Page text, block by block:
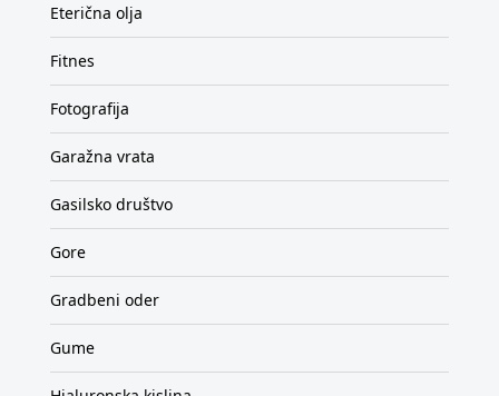
Eterična olja
Fitnes
Fotografija
Garažna vrata
Gasilsko društvo
Gore
Gradbeni oder
Gume